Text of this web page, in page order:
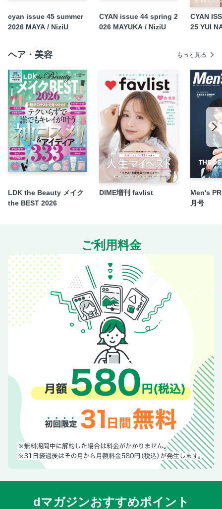
cyan issue 45 summer
2026 MAYA / NiziU
CYAN issue 44 spring 2
026 MAYUKA / NiziU
CYAN
25 YUI
ヘア・美容 もっと見る
LDK the Beauty メイク
the BEST 2026
DIME増刊 favlist
Men's
月号
ご利用料金
dマガジンおすすめポイント